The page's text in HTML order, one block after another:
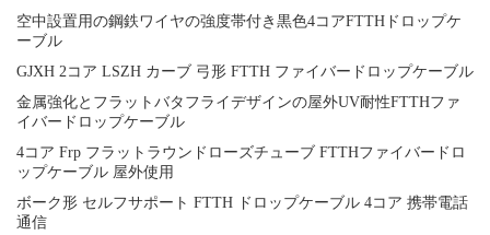
空中設置用の鋼鉄ワイヤの強度帯付き黒色4コアFTTHドロップケ
ーブル
GJXH 2コア LSZH カーブ 弓形 FTTH ファイバードロップケーブル
金属強化とフラットバタフライデザインの屋外UV耐性FTTHファ
イバードロップケーブル
4コア Frp フラットラウンドローズチューブ FTTHファイバードロ
ップケーブル 屋外使用
ボーク形 セルフサポート FTTH ドロップケーブル 4コア 携帯電話
通信